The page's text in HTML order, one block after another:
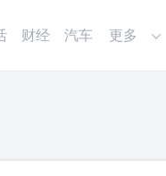
财经 汽车 更多